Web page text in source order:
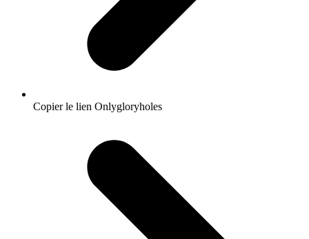
Copier le lien Onlygloryholes